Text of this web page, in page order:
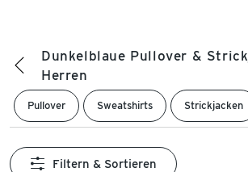
Dunkelblaue Pullover &
Herren
Pullover Sweatshirts Strickjacken
Filtern & Sortieren